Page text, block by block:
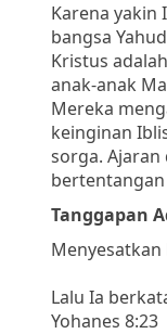
Karena yakin
bangsa
Kristus
anak-anak
Mereka
keinginan
sorga.
Tanggapan
Menyesatkan
Lalu Ia
Yohanes 8:23